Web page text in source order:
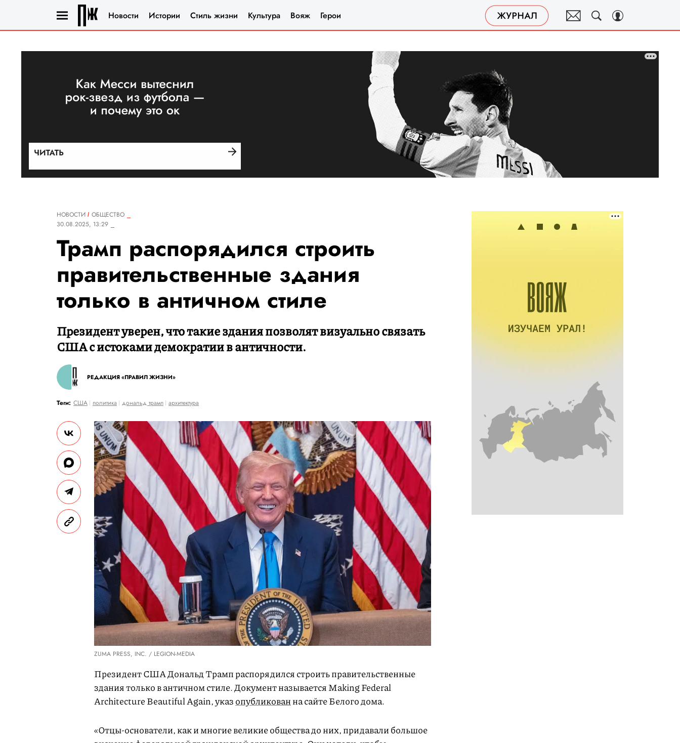
Новости Истории Стиль жизни Культура Вояж Герои
НОВОСТИ
ОБЩЕСТВО
30.08.2025, 13:29
Трамп распорядился строить
правительственные здания
только в античном стиле
Президент уверен, что такие здания позволят визуально связать
США с истоками демократии в античности.
РЕДАКЦИЯ «ПРАВИЛ ЖИЗНИ»
Теги: США политика дональд трамп архитектура
ZUMA PRESS, INC. / LEGION-MEDIA
Президент США Дональд Трамп распорядился строить правительственные
здания только в античном стиле. Документ называется Making Federal
Architecture Beautiful Again, указопубликованна сайте Белого дома.
«Отцы-основатели, как и многие великие общества до них, придавали большое